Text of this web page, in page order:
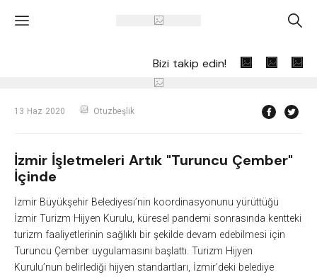
' A
Bizi takip edin!
13 Haz 2020 Otuzbeşlik
İzmir İşletmeleri Artık "Turuncu Çember"
İçinde
İzmir Büyükşehir Belediyesi’nin koordinasyonunu yürüttüğü
İzmir Turizm Hijyen Kurulu, küresel pandemi sonrasında kentteki
turizm faaliyetlerinin sağlıklı bir şekilde devam edebilmesi için
Turuncu Çember uygulamasını başlattı. Turizm Hijyen
Kurulu’nun belirlediği hijyen standartları, İzmir’deki belediye